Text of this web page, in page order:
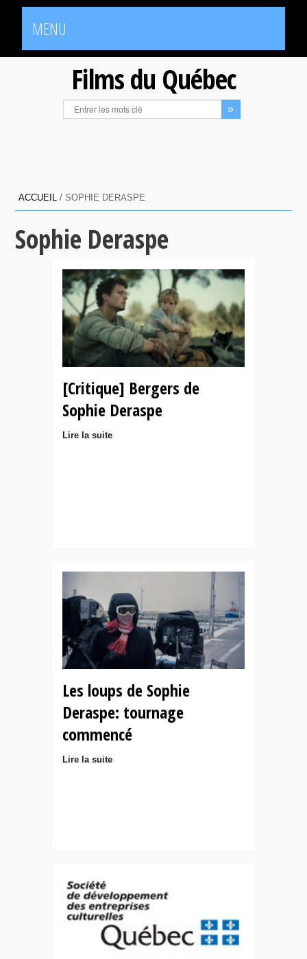
MENU
Films du Québec
ACCUEIL /SOPHIE DERASPE
Sophie Deraspe
[Critique] Bergers de
Sophie Deraspe
Lire la suite
Les loups de Sophie
Deraspe: tournage
commencé
Lire la suite